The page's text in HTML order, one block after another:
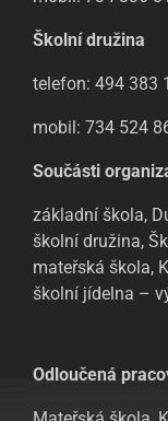
Školní družina
telefon: 494 383
mobil: 734 524
Součásti
základní škola,
školní družina,
mateřská škola,
školní jídelna –
Odloučená